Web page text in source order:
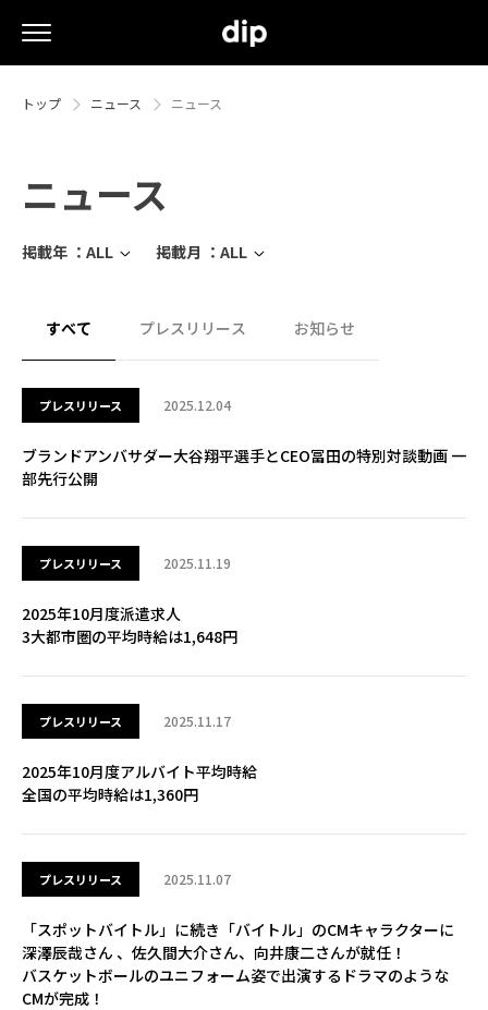
トップ ニュース ニュース
ニュース
掲載年 ： ALL 掲載月 ： ALL
すべて プレスリリース お知らせ
プレスリリース 2025.12.04
ブランドアンバサダー大谷翔平選手とCEO冨田の特別対談動画 一
部先行公開
プレスリリース 2025.11.19
2025年10月度派遣求人
3大都市圏の平均時給は1,648円
プレスリリース 2025.11.17
2025年10月度アルバイト平均時給
全国の平均時給は1,360円
プレスリリース 2025.11.07
「スポットバイトル」に続き「バイトル」のCMキャラクターに
深澤辰哉さん 、佐久間大介さん、向井康二さんが就任！
バスケットボールのユニフォーム姿で出演するドラマのような
CMが完成！